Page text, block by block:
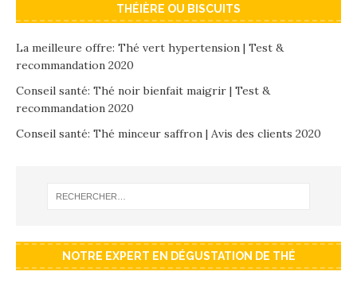
THÉIÈRE OU BISCUITS
La meilleure offre: Thé vert hypertension | Test &
recommandation 2020
Conseil santé: Thé noir bienfait maigrir | Test &
recommandation 2020
Conseil santé: Thé minceur saffron | Avis des clients 2020
NOTRE EXPERT EN DÉGUSTATION DE THÉ